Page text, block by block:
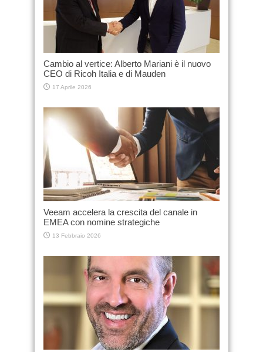
Cambio al vertice: Alberto Mariani è il nuovo
CEO di Ricoh Italia e di Mauden
17 Aprile 2026
Veeam accelera la crescita del canale in
EMEA con nomine strategiche
13 Febbraio 2026